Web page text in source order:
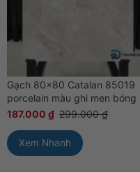
Gạch 80×80 Catalan 85019
porcelain màu ghi men bóng
187.000 ₫ 299.000₫
Xem Nhanh